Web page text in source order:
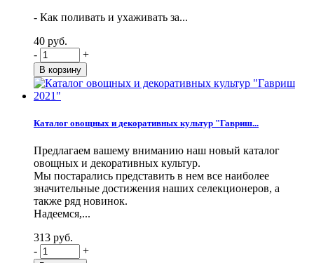
- Как поливать и ухаживать за...
40 руб.
-
+
Каталог овощных и декоративных культур "Гавриш...
Предлагаем вашему вниманию наш новый каталог
овощных и декоративных культур.
Мы постарались представить в нем все наиболее
значительные достижения наших селекционеров, а
также ряд новинок.
Надеемся,...
313 руб.
-
+